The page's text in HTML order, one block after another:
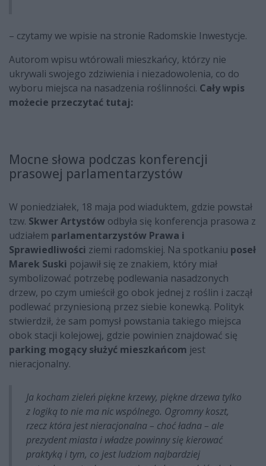
– czytamy we wpisie na stronie Radomskie Inwestycje.
Autorom wpisu wtórowali mieszkańcy, którzy nie
ukrywali swojego zdziwienia i niezadowolenia, co do
wyboru miejsca na nasadzenia roślinności. Cały wpis
możecie przeczytać tutaj:
Mocne słowa podczas konferencji
prasowej parlamentarzystów
W poniedziałek, 18 maja pod wiaduktem, gdzie powstał
tzw. Skwer Artystów odbyła się konferencja prasowa z
udziałem parlamentarzystów Prawa i
Sprawiedliwości ziemi radomskiej. Na spotkaniu poseł
Marek Suski pojawił się ze znakiem, który miał
symbolizować potrzebę podlewania nasadzonych
drzew, po czym umieścił go obok jednej z roślin i zaczął
podlewać przyniesioną przez siebie konewką. Polityk
stwierdził, że sam pomysł powstania takiego miejsca
obok stacji kolejowej, gdzie powinien znajdować się
parking mogący służyć mieszkańcom jest
nieracjonalny.
Ja kocham zieleń piękne krzewy, piękne drzewa tylko
z logiką to nie ma nic wspólnego. Ogromny koszt,
rzecz która jest nieracjonalna – choć ładna – ale
prezydent miasta i władze powinny się kierować
praktyką i tym, co jest ludziom najbardziej